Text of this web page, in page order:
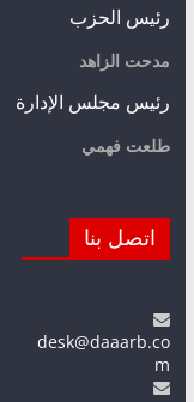
رئيس الحزب
مدحت الزاهد
رئيس مجلس الإدارة
طلعت فهمي
اتصل بنا
desk@daaarb.co
m